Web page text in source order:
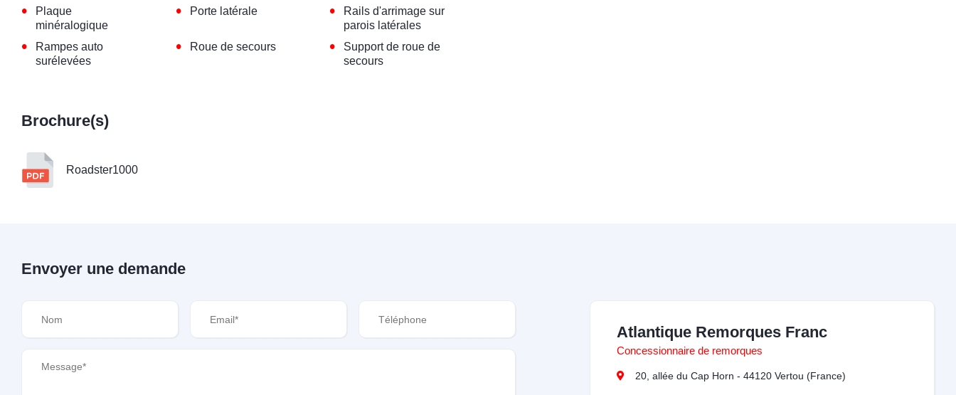
•
Plaque
minéralogique
• Porte latérale •
Rails d'arrimage sur
parois latérales
•
Rampes auto
surélevées
• Roue de secours •
Support de roue de
secours
Brochure(s)
Roadster1000
Envoyer une demande
Atlantique Remorques Franc
Concessionnaire de remorques
20, allée du Cap Horn - 44120 Vertou (France)